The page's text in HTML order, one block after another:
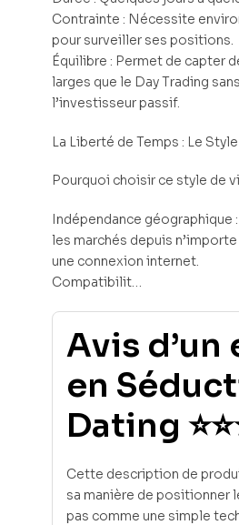
Contrainte : Nécessite
pour surveiller ses positions.
Équilibre : Permet de capter
larges que le Day Trading
l’investisseur passif.
La Liberté de Temps : Le
Pourquoi choisir ce style de
Indépendance géographique
les marchés depuis
une connexion internet.
Compatibilit…
Avis d’un
en
Dating
Cette description de
sa manière de positionner
pas comme une simple